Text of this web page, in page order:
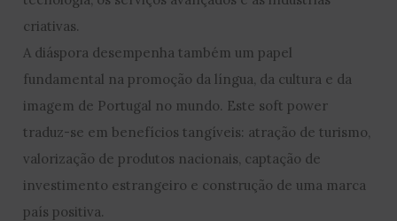
criativas.
A diáspora desempenha também um papel
fundamental na promoção da língua, da cultura e da
imagem de Portugal no mundo. Este soft power
traduz-se em benefícios tangíveis: atração de turismo,
valorização de produtos nacionais, captação de
investimento estrangeiro e construção de uma marca
país positiva.